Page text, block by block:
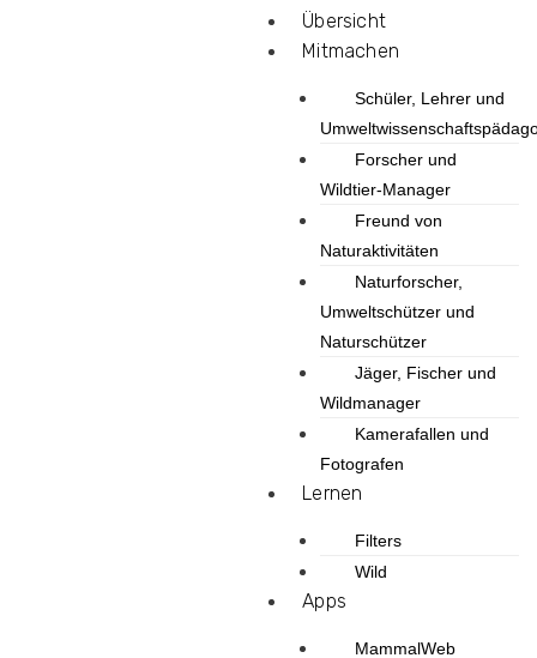
Übersicht
Mitmachen
Schüler, Lehrer und
Forscher und
Wildtier-Manager
Freund von
Naturaktivitäten
Naturforscher,
Umweltschützer und
Naturschützer
Jäger, Fischer und
Wildmanager
Kamerafallen und
Fotografen
Lernen
Filters
Wild
Apps
MammalWeb